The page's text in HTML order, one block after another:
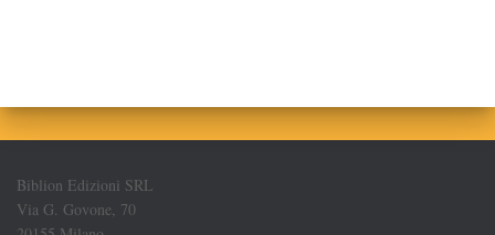
Biblion Edizioni SRL
Via G. Govone, 70